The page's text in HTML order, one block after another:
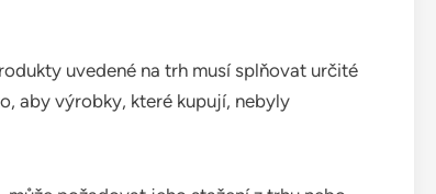
uvedené na trh musí splňovat určité
aby výrobky, které kupují, nebyly